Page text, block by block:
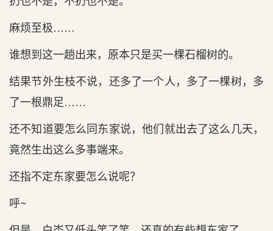
麻烦至极……
谁想到这一趟出来，原本只是买一棵石榴树的。
结果节外生枝不说，还多了一个人，多了一棵树，多
了一根鼎足……
还不知道要怎么同东家说，他们就出去了这么几天，
竟然生出这么多事端来。
还指不定东家要怎么说呢？
呼~